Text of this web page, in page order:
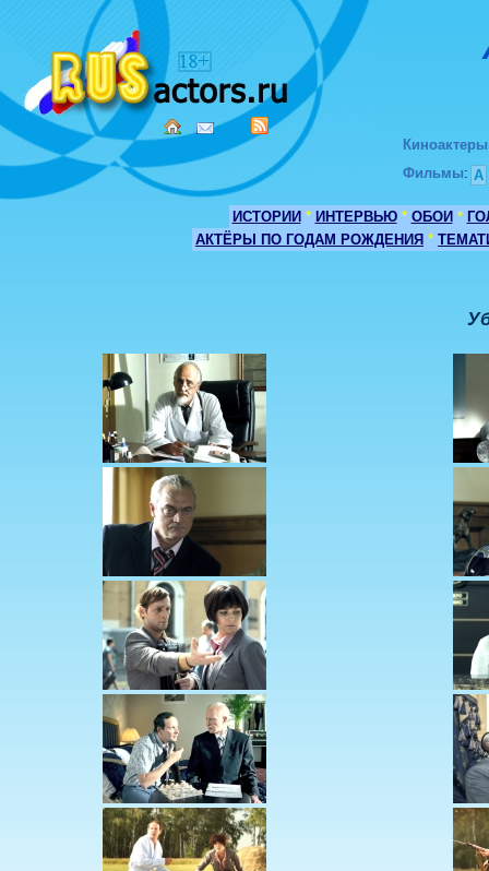
Киноактеры
Фильмы: А
ИСТОРИИ * ИНТЕРВЬЮ * ОБОИ *
АКТЁРЫ ПО ГОДАМ РОЖДЕНИЯ *